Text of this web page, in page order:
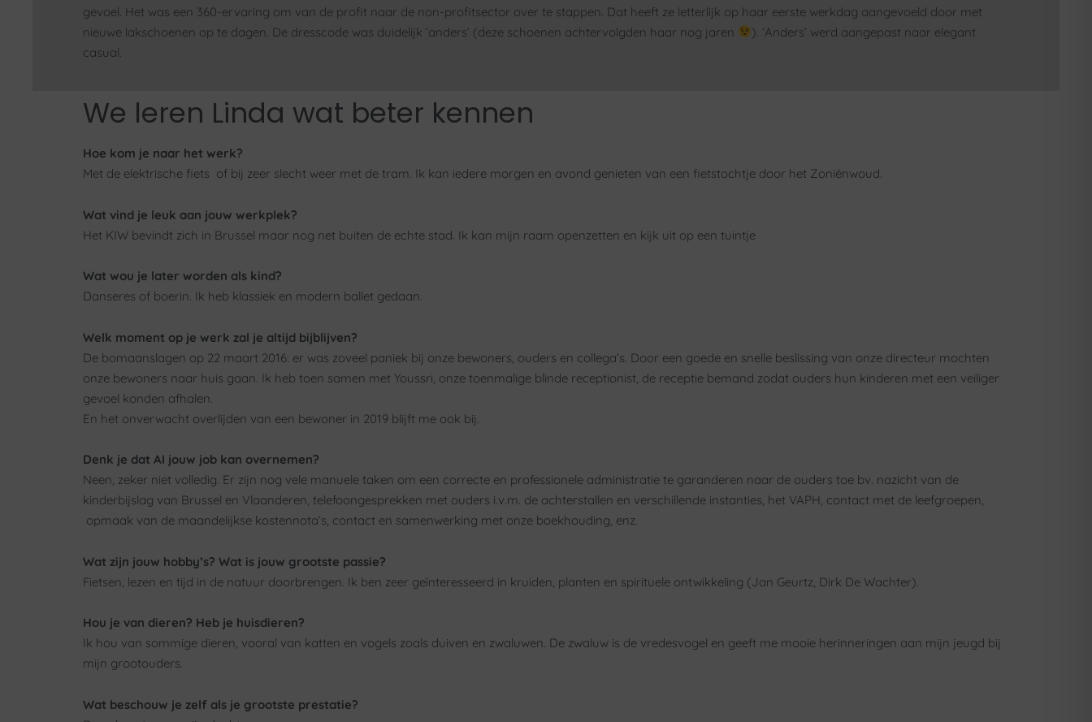
gevoel. Het was een 360-ervaring om van de profit naar de non-profitsector over te stappen. Dat heeft ze letterlijk op haar eerste werkdag aangevoeld door met
nieuwe lakschoenen op te dagen. De dresscode was duidelijk ‘anders’ (deze schoenen achtervolgden haar nog jaren
). ‘Anders’ werd aangepast naar elegant
casual.
We leren Linda wat beter kennen
Hoe kom je naar het werk?
Met de elektrische fiets of bij zeer slecht weer met de tram. Ik kan iedere morgen en avond genieten van een fietstochtje door het Zoniënwoud.
Wat vind je leuk aan jouw werkplek?
Het KIW bevindt zich in Brussel maar nog net buiten de echte stad. Ik kan mijn raam openzetten en kijk uit op een tuintje
Wat wou je later worden als kind?
Danseres of boerin. Ik heb klassiek en modern ballet gedaan.
Welk moment op je werk zal je altijd bijblijven?
De bomaanslagen op 22 maart 2016: er was zoveel paniek bij onze bewoners, ouders en collega’s. Door een goede en snelle beslissing van onze directeur mochten
onze bewoners naar huis gaan. Ik heb toen samen met Youssri, onze toenmalige blinde receptionist, de receptie bemand zodat ouders hun kinderen met een veiliger
gevoel konden afhalen.
En het onverwacht overlijden van een bewoner in 2019 blijft me ook bij.
Denk je dat AI jouw job kan overnemen?
Neen, zeker niet volledig. Er zijn nog vele manuele taken om een correcte en professionele administratie te garanderen naar de ouders toe bv. nazicht van de
kinderbijslag van Brussel en Vlaanderen, telefoongesprekken met ouders i.v.m. de achterstallen en verschillende instanties, het VAPH, contact met de leefgroepen,
opmaak van de maandelijkse kostennota’s, contact en samenwerking met onze boekhouding, enz.
Wat zijn jouw hobby’s? Wat is jouw grootste passie?
Fietsen, lezen en tijd in de natuur doorbrengen. Ik ben zeer geïnteresseerd in kruiden, planten en spirituele ontwikkeling (Jan Geurtz, Dirk De Wachter).
Hou je van dieren? Heb je huisdieren?
Ik hou van sommige dieren, vooral van katten en vogels zoals duiven en zwaluwen. De zwaluw is de vredesvogel en geeft me mooie herinneringen aan mijn jeugd bij
mijn grootouders.
Wat beschouw je zelf als je grootste prestatie?